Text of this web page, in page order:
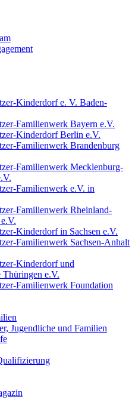
Kinderdorf e. V. Baden-
Familienwerk Bayern e.V.
Kinderdorf Berlin e.V.
Familienwerk Brandenburg
Familienwerk Mecklenburg-
Familienwerk e.V. in
Familienwerk Rheinland-
Kinderdorf in Sachsen e.V.
Familienwerk Sachsen-Anhalt
Kinderdorf und
e.V.
Familienwerk Foundation
Jugendliche und Familien